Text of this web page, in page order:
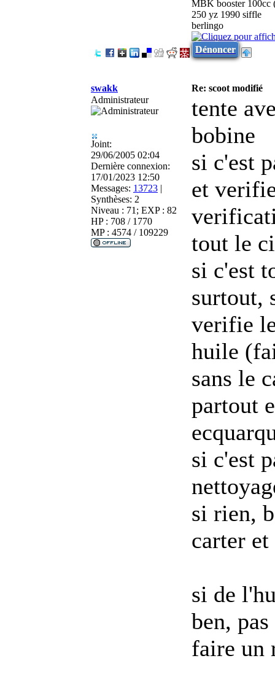
MBK booster 100cc
250 yz 1990 siffle
berlingo
Dénoncer
swakk
Re: scoot modifié
Administrateur
Joint:
29/06/2005 02:04
Dernière connexion:
17/01/2023 12:50
Messages: 13723 |
Synthèses: 2
Niveau : 71; EXP : 82
HP : 708 / 1770
MP : 4574 / 109229
tente
bobine
si c'est
et
tout le
si c'est
surtout,
verifie
huile
sans le
partout
si c'est
si rien,
carter
si de
ben,
faire un